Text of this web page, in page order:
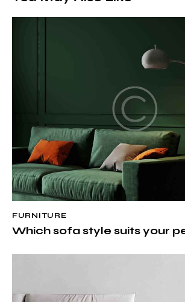
FURNITURE
Which sofa style suits your